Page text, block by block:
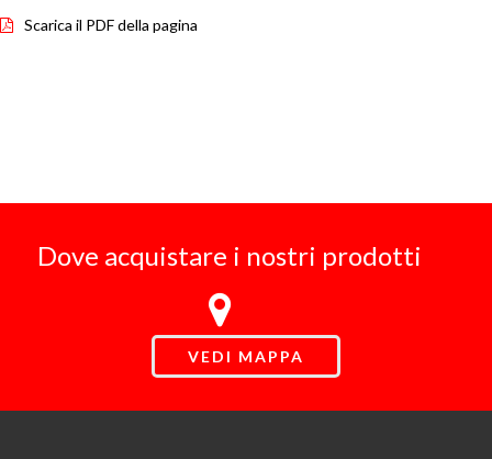
Scarica il PDF della pagina
Dove acquistare i nostri prodotti
VEDI MAPPA